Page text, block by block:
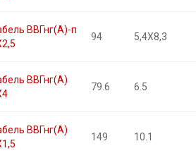
ВВГнг(А)-п
94 5,4X8,3
ВВГнг(А)
79.6 6.5
ВВГнг(А)
149 10.1